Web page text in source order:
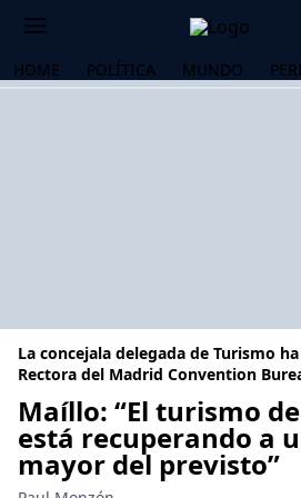
HOME POLÍTICA MUNDO
La concejala delegada de Turismo
Rectora del Madrid Convention
Maíllo: “El turismo
está recuperando a
mayor del previsto”